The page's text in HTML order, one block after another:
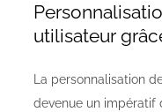
utilisateur
La personnalisation
devenue un impératif